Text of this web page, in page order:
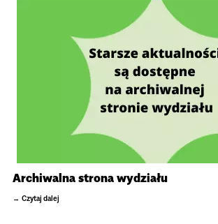
Archiwalna strona wydziału
Czytaj dalej